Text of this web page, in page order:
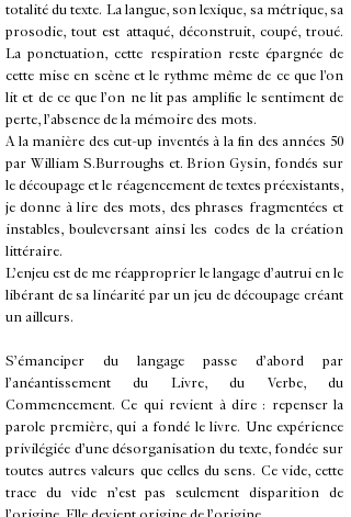
totalité du texte. La langue, son lexique, sa métrique, sa
prosodie, tout est attaqué, déconstruit, coupé, troué.
La ponctuation, cette respiration reste épargnée de
cette mise en scène et le rythme même de ce que l'on
lit et de ce que l’on ne lit pas amplifie le sentiment de
perte, l’absence de la mémoire des mots.
A la manière des cut-up inventés à la fin des années 50
par William S.Burroughs et. Brion Gysin, fondés sur
le découpage et le réagencement de textes préexistants,
je donne à lire des mots, des phrases fragmentées et
instables, bouleversant ainsi les codes de la création
littéraire.
​L’enjeu est de me réapproprier le langage d’autrui en le
libérant de sa linéarité par un jeu de découpage créant
un ailleurs.
S’émanciper du langage passe d’abord par
l’anéantissement du Livre, du Verbe, du
Commencement. Ce qui revient à dire : repenser la
parole première, qui a fondé le livre. Une expérience
privilégiée d’une désorganisation du texte, fondée sur
toutes autres valeurs que celles du sens. Ce vide, cette
trace du vide n’est pas seulement disparition de